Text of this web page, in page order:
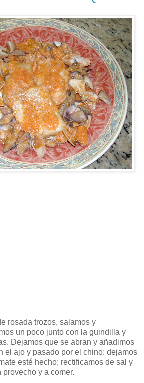
rosada trozos, salamos y
un poco junto con la guindilla y
Dejamos que se abran y añadimos
el ajo y pasado por el chino: dejamos
esté hecho; rectificamos de sal y
provecho y a comer.